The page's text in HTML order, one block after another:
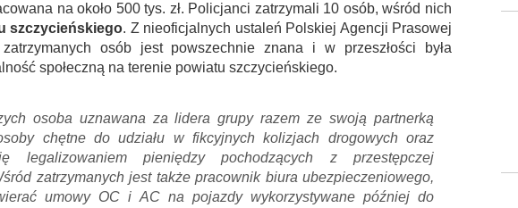
na około 500 tys. zł. Policjanci zatrzymali 10 osób, wśród nich
szczycieńskiego. Z nieoficjalnych ustaleń Polskiej Agencji Prasowej
osób jest powszechnie znana i w przeszłości była
społeczną na terenie powiatu szczycieńskiego.
osoba uznawana za lidera grupy razem ze swoją partnerką
chętne do udziału w fikcyjnych kolizjach drogowych oraz
legalizowaniem pieniędzy pochodzących z przestępczej
zatrzymanych jest także pracownik biura ubezpieczeniowego,
umowy OC i AC na pojazdy wykorzystywane później do